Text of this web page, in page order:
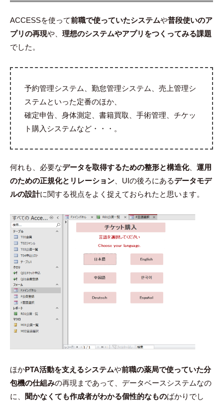
ACCESSを使って前職で使っていたシステムや普段使いのア
プリの再現や、 理想のシステムやアプリをつくってみる課題
でした。
予約管理システム、勤怠管理システム、売上管理シ
ステムといった定番のほか、
確定申告、身体測定、書籍買取、手術管理、チケッ
ト購入システムなど・・・。
何れも、必要なデータを取得するための整形と構造化、 運用
のための正規化とリレーション 、UIの後ろにあるデータモデ
ルの設計に関する視点をよく捉えておられたと思います。
ほかPTA活動を支えるシステムや前職の薬局で使っていた分
包機の仕組みの再現まであって、データベースシステムなの
に、
聞かなくても作成者がわかる個性的なものばかりでし